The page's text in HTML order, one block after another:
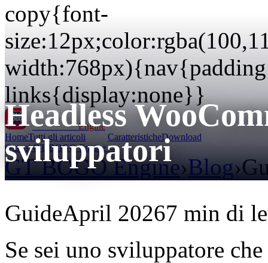
copy{font-
links{display:none}}
GT BOGOEngine
HomeTutti gli articoli CaratteristicheDownload
Ottieni GT BOGO Engine →
GT BOGO Engine›Blog›
Headless
sviluppatori
GuideApril 20267 min di
Se sei uno sviluppatore